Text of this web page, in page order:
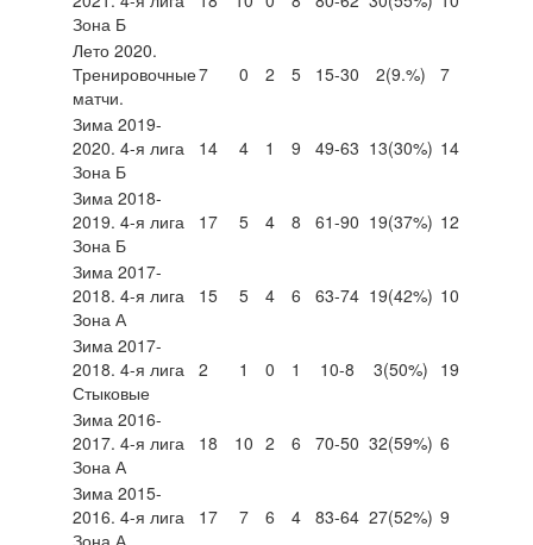
Зона Б
Лето 2020.
Тренировочные
матчи.
7 0 2 5 15-30 2(9.%) 7
Зима 2019-
2020. 4-я лига
Зона Б
14 4 1 9 49-63 13(30%) 14
Зима 2018-
2019. 4-я лига
Зона Б
17 5 4 8 61-90 19(37%) 12
Зима 2017-
2018. 4-я лига
Зона А
15 5 4 6 63-74 19(42%) 10
Зима 2017-
2018. 4-я лига
Стыковые
2 1 0 1 10-8 3(50%) 19
Зима 2016-
2017. 4-я лига
Зона А
18 10 2 6 70-50 32(59%) 6
Зима 2015-
2016. 4-я лига
Зона А
17 7 6 4 83-64 27(52%) 9